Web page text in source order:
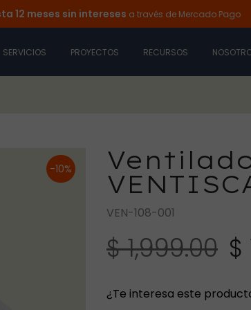
sin interesesa través de Mercado Pago
SERVICIOS PROYECTOS RECURSOS
-10%
VEN-108-001
$ 1,999.00 $
¿Te interesa este